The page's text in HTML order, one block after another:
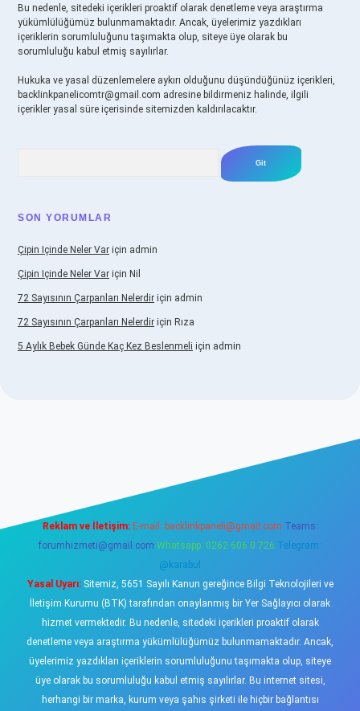
Bu nedenle, sitedeki içerikleri proaktif olarak denetleme veya araştırma
yükümlülüğümüz bulunmamaktadır. Ancak, üyelerimiz yazdıkları
içeriklerin sorumluluğunu taşımakta olup, siteye üye olarak bu
sorumluluğu kabul etmiş sayılırlar.
Hukuka ve yasal düzenlemelere aykırı olduğunu düşündüğünüz içerikleri,
backlinkpanelicomtr@gmail.com adresine bildirmeniz halinde, ilgili
içerikler yasal süre içerisinde sitemizden kaldırılacaktır.
SON YORUMLAR
Çipin Içinde Neler Var için admin
Çipin Içinde Neler Var için Nil
72 Sayısının Çarpanları Nelerdir için admin
72 Sayısının Çarpanları Nelerdir için Rıza
5 Aylık Bebek Günde Kaç Kez Beslenmeli için admin
Reklam ve İletişim: E-mail: backlinkpaneli@gmail.com Teams:
forumhizmeti@gmail.com Whatsapp: 0262 606 0 726 Telegram:
@karabul
Yasal Uyarı:Sitemiz, 5651 Sayılı Kanun gereğince Bilgi Teknolojileri ve
İletişim Kurumu (BTK) tarafından onaylanmış bir Yer Sağlayıcı olarak
hizmet vermektedir. Bu nedenle, sitedeki içerikleri proaktif olarak
denetleme veya araştırma yükümlülüğümüz bulunmamaktadır. Ancak,
üyelerimiz yazdıkları içeriklerin sorumluluğunu taşımakta olup, siteye
üye olarak bu sorumluluğu kabul etmiş sayılırlar. Bu internet sitesi,
herhangi bir marka, kurum veya şahıs şirketi ile hiçbir bağlantısı